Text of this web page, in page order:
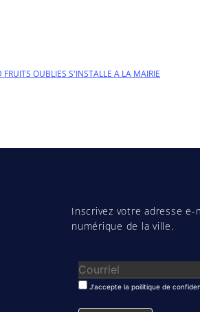
OUBLIES S'INSTALLE A LA MAIRIE
Inscrivez votre adresse
numérique de la ville.
J'accepte la poilitique de